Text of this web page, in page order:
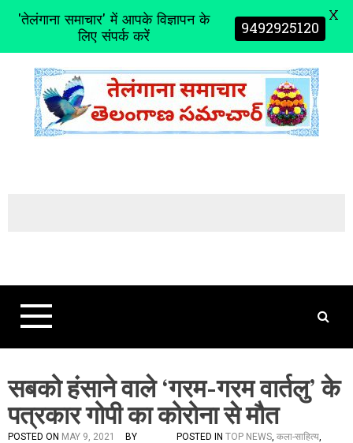
t
सबको हंसाने वाले ‘गरम-गरम वार्तलु’ के
पत्रकार गोपी का कोरोना से मौत
POSTED ON MAY 9, 2021
BY
POSTED IN TOP NEWS, कला-साहित्य,
'तेलंगाना समाचार' में आपके विज्ञापन के
लिए संपर्क करें 9492925120 X